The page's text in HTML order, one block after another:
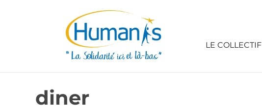
LE COLLECTIF
diner